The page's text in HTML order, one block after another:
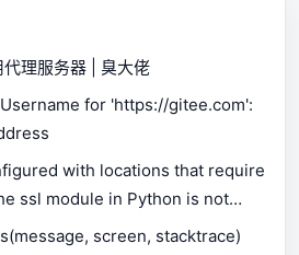
中使用代理服务器 | 臭大佬
for 'https://gitee.com':
with locations that require
ssl module in Python is not
screen, stacktrace)